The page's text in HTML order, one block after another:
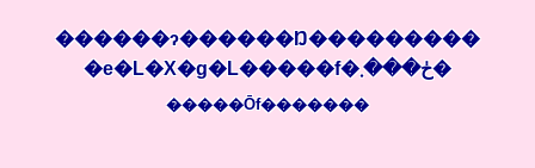
������ɂ������Ŋ���������
�e�L�X�g�L�����f�ڂ���܂�
�����Ōf�������